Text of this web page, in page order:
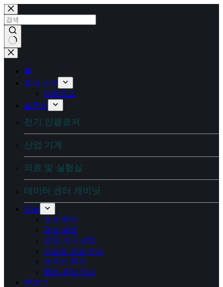
콘
텐
츠
로
건
너
결
홈
회사 소개
다운로드
솔루션
전기 인클로저
산업 기계
의료 및 실험실
데이터 센터 캐비닛
제품
토크 힌지
경첩 용접
냉장 보관 경첩
리프트 오프 힌지
숨겨진 힌지
헤비 듀티 힌지
블로그